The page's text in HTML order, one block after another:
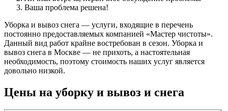
Ваша проблема решена!
Уборка и вывоз снега — услуги, входящие в перечень
постоянно предоставляемых компанией «Мастер чистоты».
Данный вид работ крайне востребован в сезон. Уборка и
вывоз снега в Москве — не прихоть, а настоятельная
необходимость, поэтому стоимость наших услуг является
довольно низкой.
Цены на уборку и вывоз и снега